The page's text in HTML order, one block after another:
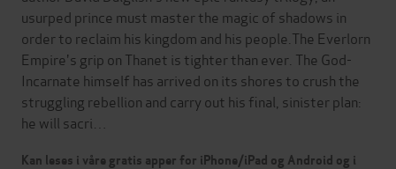
usurped prince must master the magic of shadows in
order to reclaim his kingdom and his people.The Everlorn
Empire's grip on Thanet is tighter than ever. The God-
Incarnate himself has arrived on its shores to crush the
struggling rebellion and carry out his final, sinister plan:
he will sacri…
Kan leses i våre gratis apper for iPhone/iPad og Android og i